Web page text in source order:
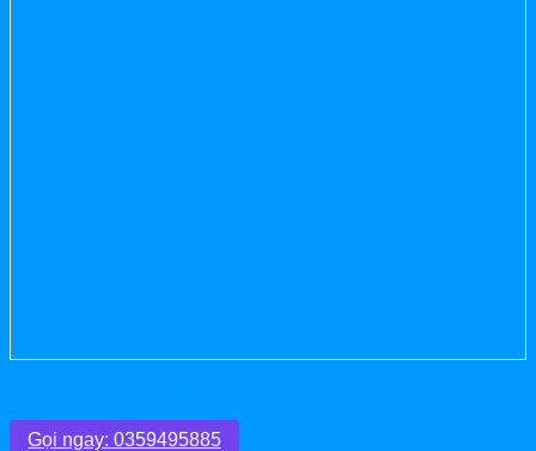
Gọi ngay: 0359495885